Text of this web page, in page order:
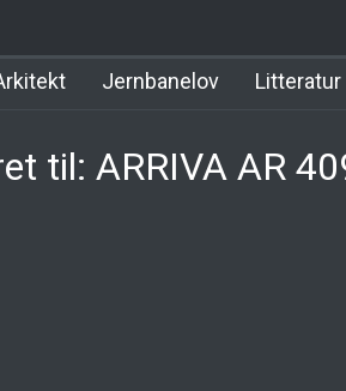
Jernbanelov Litteratur
til: ARRIVA AR